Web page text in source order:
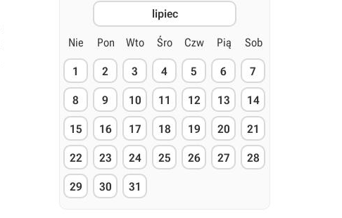
lipiec
Nie Pon Wto Śro Czw Pią Sob
1 2 3 4 5 6 7
8 9 10 11 12 13 14
15 16 17 18 19 20 21
22 23 24 25 26 27 28
29 30 31